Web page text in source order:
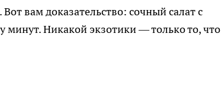
вам доказательство: сочный салат с
минут. Никакой экзотики — только то, что